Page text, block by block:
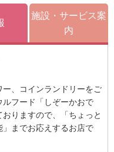
施設・サービス案
内
ー、コインランドリーをご
フード「しぞーかおで
りますので、「ちょっと
までお応えするお店で